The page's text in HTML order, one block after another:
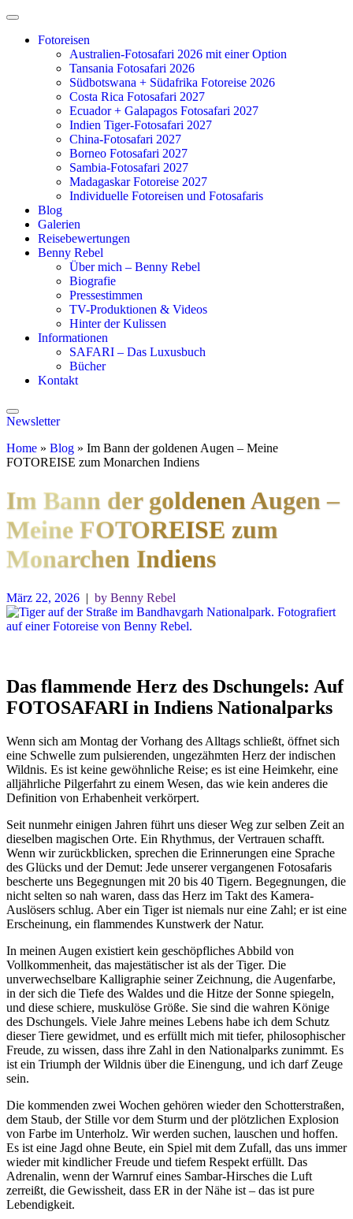
Zum
springenFotoreisen
Australien-Fotosafari 2026 mit einer Option
Tansania Fotosafari 2026
Südbotswana + Südafrika Fotoreise 2026
Costa Rica Fotosafari 2027
Ecuador + Galapagos Fotosafari 2027
Indien Tiger-Fotosafari 2027
China-Fotosafari 2027
Borneo Fotosafari 2027
Sambia-Fotosafari 2027
Madagaskar Fotoreise 2027
Individuelle Fotoreisen und Fotosafaris
Blog
Galerien
Reisebewertungen
Benny Rebel
Über mich – Benny Rebel
Biografie
Pressestimmen
TV-Produktionen & Videos
Hinter der Kulissen
Informationen
SAFARI – Das Luxusbuch
Bücher
Kontakt
Newsletter
Home » Blog » Im Bann der goldenen Augen – Meine
FOTOREISE zum Monarchen Indiens
Im Bann der goldenen Augen –
Meine FOTOREISE zum
Monarchen Indiens
März 22, 2026 | by Benny Rebel
Das flammende Herz des Dschungels: Auf
FOTOSAFARI in Indiens Nationalparks
Wenn sich am Montag der Vorhang des Alltags schließt, öffnet sich
eine Schwelle zum pulsierenden, ungezähmten Herz der indischen
Wildnis. Es ist keine gewöhnliche Reise; es ist eine Heimkehr, eine
alljährliche Pilgerfahrt zu einem Wesen, das wie kein anderes die
Definition von Erhabenheit verkörpert.
Seit nunmehr einigen Jahren führt uns dieser Weg zur selben Zeit an
dieselben magischen Orte. Ein Rhythmus, der Vertrauen schafft.
Wenn wir zurückblicken, sprechen die Erinnerungen eine Sprache
des Glücks und der Demut: Jede unserer vergangenen Fotosafaris
bescherte uns Begegnungen mit 20 bis 40 Tigern. Begegnungen, die
nicht selten so nah waren, dass das Herz im Takt des Kamera-
Auslösers schlug. Aber ein Tiger ist niemals nur eine Zahl; er ist eine
Erscheinung, ein flammendes Kunstwerk der Natur.
In meinen Augen existiert kein geschöpfliches Abbild von
Vollkommenheit, das majestätischer ist als der Tiger. Die
unverwechselbare Kalligraphie seiner Zeichnung, die Augenfarbe,
in der sich die Tiefe des Waldes und die Hitze der Sonne spiegeln,
und diese schiere, muskulöse Größe. Sie sind die wahren Könige
des Dschungels. Viele Jahre meines Lebens habe ich dem Schutz
dieser Tiere gewidmet, und es erfüllt mich mit tiefer, philosophischer
Freude, zu wissen, dass ihre Zahl in den Nationalparks zunimmt. Es
ist ein Triumph der Wildnis über die Einengung, und ich darf Zeuge
sein.
Die kommenden zwei Wochen gehören wieder den Schotterstraßen,
dem Staub, der Stille vor dem Sturm und der plötzlichen Explosion
von Farbe im Unterholz. Wir werden suchen, lauschen und hoffen.
Es ist eine Jagd ohne Beute, ein Spiel mit dem Zufall, das uns immer
wieder mit kindlicher Freude und tiefem Respekt erfüllt. Das
Adrenalin, wenn der Warnruf eines Sambar-Hirsches die Luft
zerreißt, die Gewissheit, dass ER in der Nähe ist – das ist pure
Lebendigkeit.